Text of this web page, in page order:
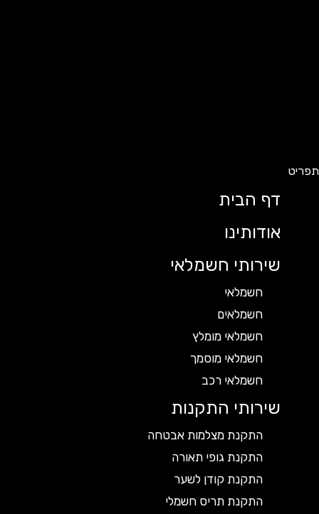
דף הבית
אודותינו
שירותי חשמלאי
חשמלאי
חשמלאים
חשמלאי מומלץ
חשמלאי מוסמך
חשמלאי רכב
שירותי התקנות
התקנת מצלמות אבטחה
התקנת גופי תאורה
התקנת קודן לשער
התקנת תריס חשמלי